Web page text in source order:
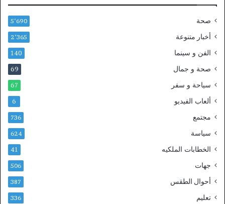
م
ت
ل
خ
ص
إ
ص
ب
ة
ل
ا
ة
صحة 5٬690
أخبار متنوعة 2٬365
الفن و سينما 140
صحة و جمال 69
سياحة و سفر 67
ألعاب الفيديو 6
مجتمع 736
سياسة 624
الخطابات الملكيه 41
جهات 506
أحوال الطقس 387
تعليم 336